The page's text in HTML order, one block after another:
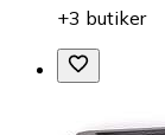
+3 butiker